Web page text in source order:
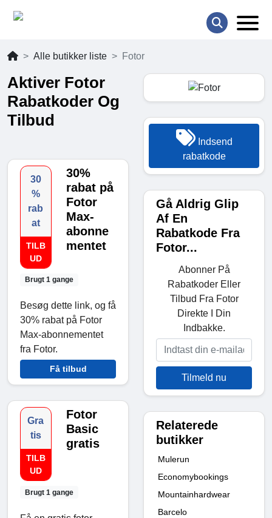
Alle butikker liste Fotor
Aktiver Fotor
Rabatkoder Og
Tilbud
30
%
rab
at
TILB
UD
Brugt 1 gange
30%
rabat på
Fotor
Max-
abonne
mentet
Besøg dette link, og få
30% rabat på Fotor
Max-abonnementet
fra Fotor.
Få tilbud
Gra
tis
TILB
UD
Brugt 1 gange
Fotor
Basic
gratis
Indsend
rabatkode
Gå Aldrig Glip
Af En
Rabatkode Fra
Fotor...
Abonner På
Rabatkoder Eller
Tilbud Fra Fotor
Direkte I Din
Indbakke.
Tilmeld nu
Relaterede
butikker
Mulerun
Economybookings
Mountainhardwear
Barcelo